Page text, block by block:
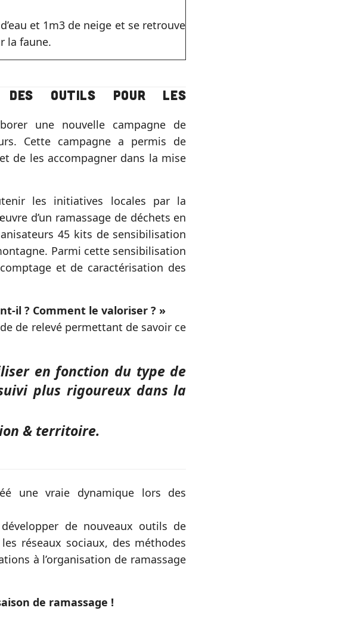
et 1m3 de neige et se retrouve
la faune.
des outils pour les
une nouvelle campagne de
Cette campagne a permis de
de les accompagner dans la mise
les initiatives locales par la
d’un ramassage de déchets en
45 kits de sensibilisation
Parmi cette sensibilisation
et de caractérisation des
il ? Comment le valoriser ? »
de relevé permettant de savoir ce
en fonction du type de
plus rigoureux dans la
& territoire.
une vraie dynamique lors des
de nouveaux outils de
réseaux sociaux, des méthodes
à l’organisation de ramassage
de ramassage !